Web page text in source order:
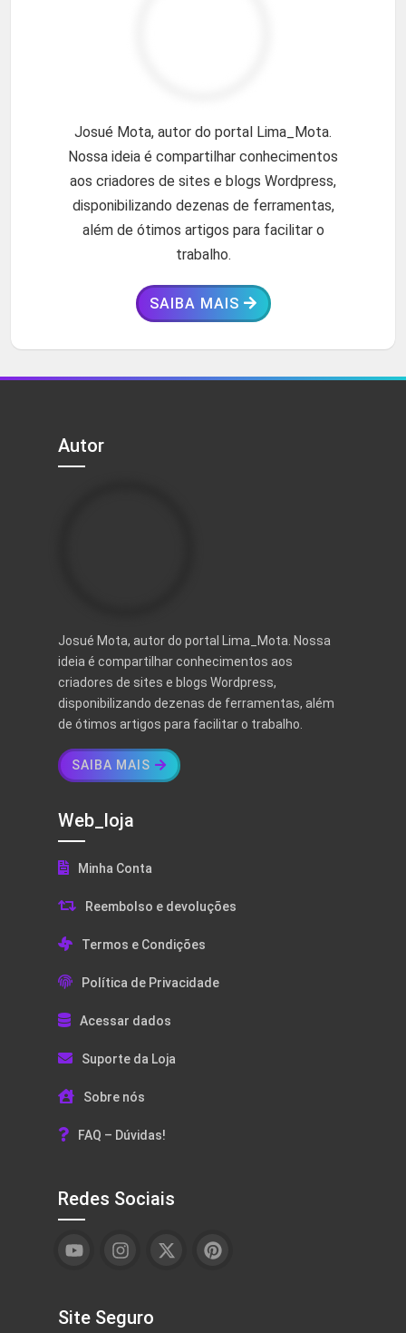
Josué Mota, autor do portal Lima_Mota.
Nossa ideia é compartilhar conhecimentos
aos criadores de sites e blogs Wordpress,
disponibilizando dezenas de ferramentas,
além de ótimos artigos para facilitar o
trabalho.
SAIBA MAIS
Autor
Josué Mota, autor do portal Lima_Mota. Nossa
ideia é compartilhar conhecimentos aos
criadores de sites e blogs Wordpress,
disponibilizando dezenas de ferramentas, além
de ótimos artigos para facilitar o trabalho.
SAIBA MAIS
Web_loja
Minha Conta
Reembolso e devoluções
Termos e Condições
Política de Privacidade
Acessar dados
Suporte da Loja
Sobre nós
FAQ – Dúvidas!
Redes Sociais
Site Seguro